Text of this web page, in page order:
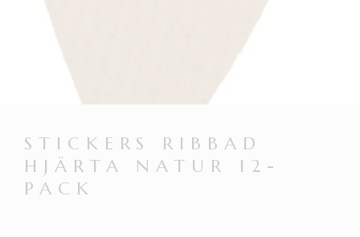
STICKERS RIBBAD
HJÄRTA NATUR 12-
PACK